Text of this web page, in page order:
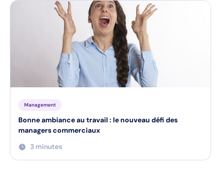
Management
Bonne ambiance au travail : le nouveau défi des
managers commerciaux
3 minutes